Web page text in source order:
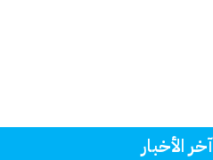
آخر الأخبار